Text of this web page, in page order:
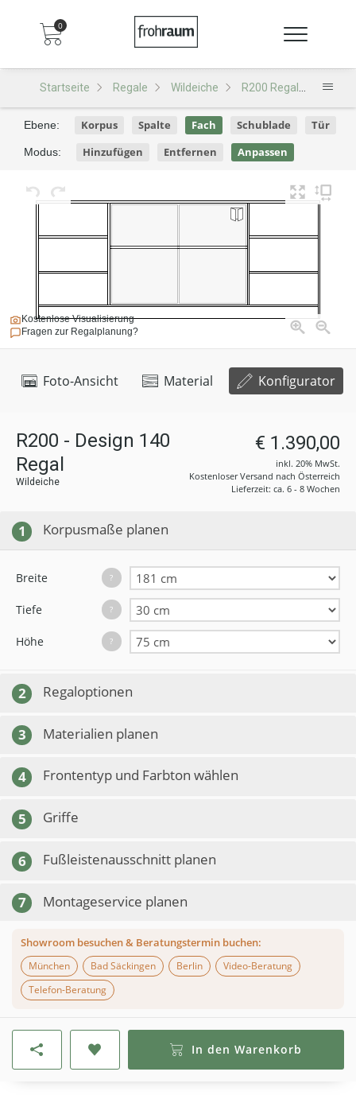
0
Startseite Regale Wildeiche R200 Regal R200
Foto-Ansicht Material Konfigurator
Kostenlose Visualisierung
Fragen zur Regalplanung?
Ebene: Korpus Spalte Fach Schublade Tür
Modus: Hinzufügen Entfernen Anpassen
R200 - Design 140
Regal
Wildeiche
€ 1.390,00
inkl. 20% MwSt.
Kostenloser Versand nach Österreich
Lieferzeit: ca. 6 - 8 Wochen
1 Korpusmaße planen
Breite ?
Tiefe ?
Höhe ?
2 Regaloptionen
3 Materialien planen
4 Frontentyp und Farbton wählen
5 Griffe
6 Fußleistenausschnitt planen
7 Montageservice planen
Showroom besuchen & Beratungstermin buchen:
München
Bad Säckingen Berlin
Video-Beratung
Telefon-Beratung
In den Warenkorb